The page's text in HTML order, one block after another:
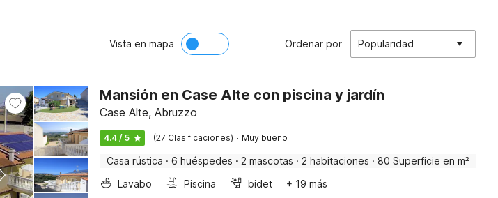
Vista en mapa Ordenar por Popularidad
Mansión en Case Alte con piscina y jardín
Case Alte, Abruzzo
4.4 / 5 (27 Clasificaciones) · Muy bueno
Casa rústica · 6 huéspedes · 2 mascotas · 2 habitaciones · 80 Superficie en m²
Lavabo
Piscina bidet
+ 19 más